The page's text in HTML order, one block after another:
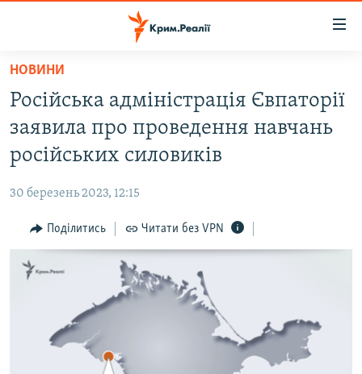
Перейти
основного
матеріалу
Перейти
до
основної
навігації
Перейти
до
пошуку
ВІДЕО ТА ФОТО
БЛОГИ
ПОГЛЯД
ІНТЕРВ'Ю
СПЕЦПРОЕКТИ
ДЕПОРТАЦІЯ
ЯК ОБІЙТИ БЛОКУВАННЯ
НОВИНИ
Російська адміністрація Євпаторії
заявила про проведення навчань
російських силовиків
30 березень 2023, 12:15
Поділитись Читати без VPN